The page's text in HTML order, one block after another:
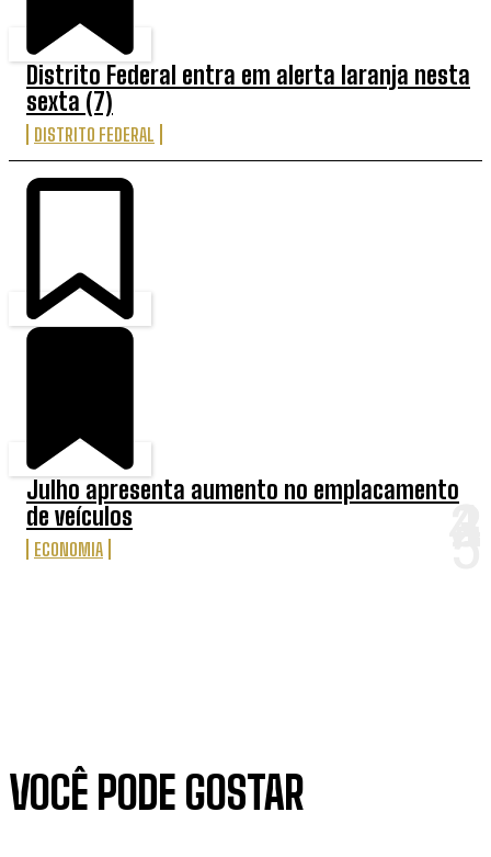
Distrito Federal entra em alerta laranja nesta
sexta (7)
DISTRITO FEDERAL
Julho apresenta aumento no emplacamento
de veículos
ECONOMIA
VOCÊ PODE GOSTAR